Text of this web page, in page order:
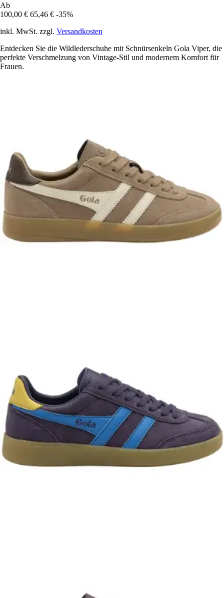
Ab
100,00 € 65,46 € -35%
inkl. MwSt. zzgl. Versandkosten
Entdecken Sie die Wildlederschuhe mit Schnürsenkeln Gola Viper, die
perfekte Verschmelzung von Vintage-Stil und modernem Komfort für
Frauen.